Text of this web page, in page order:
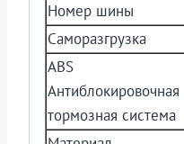
Номер шины
Саморазгрузка
ABS
Антиблокировочная
тормозная система